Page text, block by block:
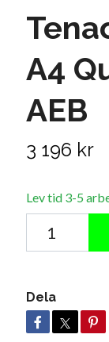
A4
AEB
3 196 kr
Lev tid 3-5
Dela